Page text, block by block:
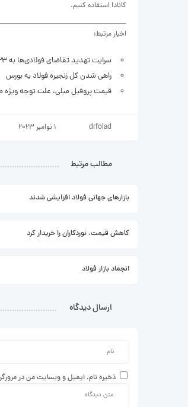
کانادا استفاده کنیم.
اخبار مرتبط:
سرایت تهدید تقاضای فولادی‏‏‌ها به ۲۰۲۳
راهی شدن کل زنجیره فولاد به بورس
قیمت پروفیل مبلی، علت توجه ویژه
drfolad 1 نوامبر 2023
مطالب مرتبط
بازارهای جهانی فولاد افزایشی شدند
کاهش قیمت، نوردکاران را خریدار کرد
انجماد بازار فولاد
ارسال دیدگاه
ذخیره نام، ایمیل و وبسایت من در